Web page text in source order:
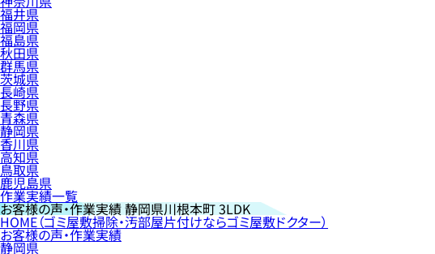
福井県
福岡県
福島県
秋田県
群馬県
茨城県
長崎県
長野県
青森県
静岡県
香川県
高知県
鳥取県
鹿児島県
作業実績一覧
お客様の声・作業実績静岡県川根本町 3LDK
HOME（ゴミ屋敷掃除・汚部屋片付けならゴミ屋敷ドクター）
お客様の声・作業実績
静岡県